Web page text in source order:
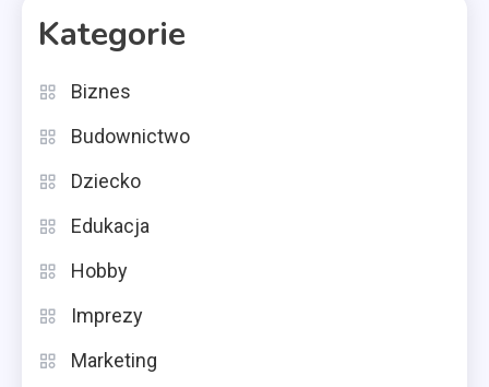
Kategorie
Biznes
Budownictwo
Dziecko
Edukacja
Hobby
Imprezy
Marketing